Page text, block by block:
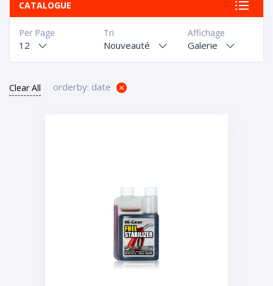
CATALOGUE
Affichage
Galerie
Tri
Nouveauté
Per Page
12
Clear All orderby: date